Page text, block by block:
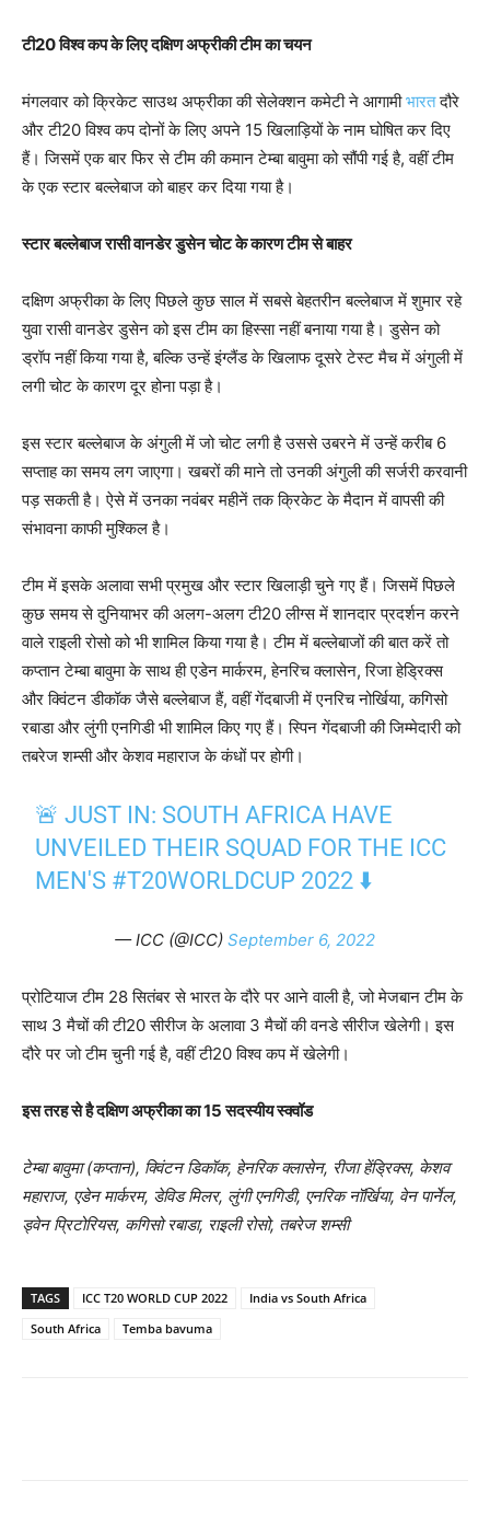
टी20 विश्व कप के लिए दक्षिण अफ्रीकी टीम का चयन
मंगलवार को क्रिकेट साउथ अफ्रीका की सेलेक्शन कमेटी ने आगामीभारतदौरे
और टी20 विश्व कप दोनों के लिए अपने 15 खिलाड़ियों के नाम घोषित कर दिए
हैं। जिसमें एक बार फिर से टीम की कमान टेम्बा बावुमा को सौंपी गई है, वहीं टीम
के एक स्टार बल्लेबाज को बाहर कर दिया गया है।
स्टार बल्लेबाज रासी वानडेर डुसेन चोट के कारण टीम से बाहर
दक्षिण अफ्रीका के लिए पिछले कुछ साल में सबसे बेहतरीन बल्लेबाज में शुमार रहे
युवा रासी वानडेर डुसेन को इस टीम का हिस्सा नहीं बनाया गया है। डुसेन को
ड्रॉप नहीं किया गया है, बल्कि उन्हें इंग्लैंड के खिलाफ दूसरे टेस्ट मैच में अंगुली में
लगी चोट के कारण दूर होना पड़ा है।
इस स्टार बल्लेबाज के अंगुली में जो चोट लगी है उससे उबरने में उन्हें करीब 6
सप्ताह का समय लग जाएगा। खबरों की माने तो उनकी अंगुली की सर्जरी करवानी
पड़ सकती है। ऐसे में उनका नवंबर महीनें तक क्रिकेट के मैदान में वापसी की
संभावना काफी मुश्किल है।
टीम में इसके अलावा सभी प्रमुख और स्टार खिलाड़ी चुने गए हैं। जिसमें पिछले
कुछ समय से दुनियाभर की अलग-अलग टी20 लीग्स में शानदार प्रदर्शन करने
वाले राइली रोसो को भी शामिल किया गया है। टीम में बल्लेबाजों की बात करें तो
कप्तान टेम्बा बावुमा के साथ ही एडेन मार्करम, हेनरिच क्लासेन, रिजा हेड्रिक्स
और क्विंटन डीकॉक जैसे बल्लेबाज हैं, वहीं गेंदबाजी में एनरिच नोर्खिया, कगिसो
रबाडा और लुंगी एनगिडी भी शामिल किए गए हैं। स्पिन गेंदबाजी की जिम्मेदारी को
तबरेज शम्सी और केशव महाराज के कंधों पर होगी।
🚨 JUST IN: SOUTH AFRICA HAVE
UNVEILED THEIR SQUAD FOR THE ICC
MEN'S #T20WORLDCUP 2022 ⬇️
— ICC (@ICC) September 6, 2022
प्रोटियाज टीम 28 सितंबर से भारत के दौरे पर आने वाली है, जो मेजबान टीम के
साथ 3 मैचों की टी20 सीरीज के अलावा 3 मैचों की वनडे सीरीज खेलेगी। इस
दौरे पर जो टीम चुनी गई है, वहीं टी20 विश्व कप में खेलेगी।
इस तरह से है दक्षिण अफ्रीका का 15 सदस्यीय स्क्वॉड
टेम्बा बावुमा (कप्तान), क्विंटन डिकॉक, हेनरिक क्लासेन, रीजा हेंड्रिक्स, केशव
महाराज, एडेन मार्करम, डेविड मिलर, लुंगी एनगिडी, एनरिक नॉर्खिया, वेन पार्नेल,
ड्वेन प्रिटोरियस, कगिसो रबाडा, राइली रोसो, तबरेज शम्सी
TAGS ICC T20 WORLD CUP 2022
India vs South Africa
South Africa
Temba bavuma